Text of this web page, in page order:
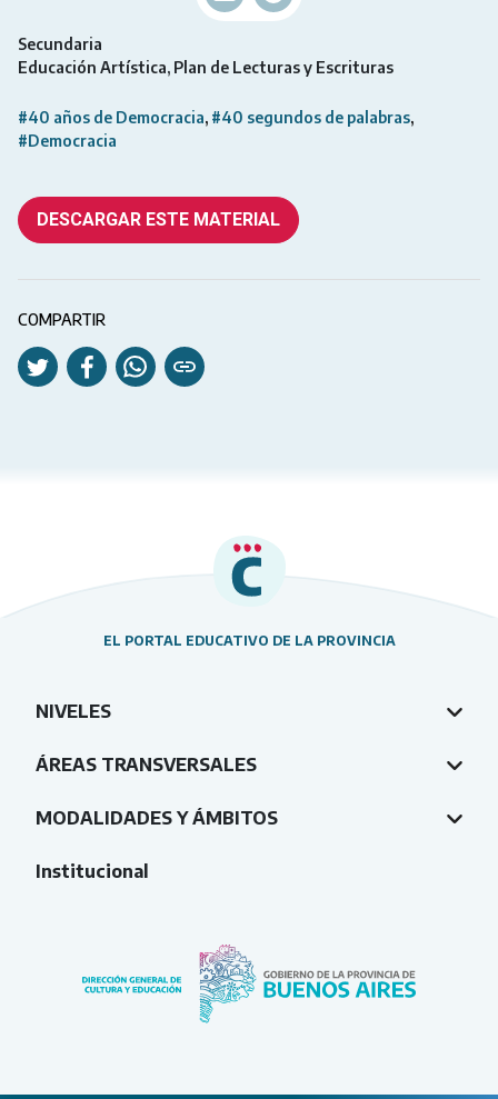
Secundaria
Educación Artística Plan de Lecturas y Escrituras
#40 años de Democracia #40 segundos de palabras
#Democracia
DESCARGAR ESTE MATERIAL
COMPARTIR
EL PORTAL EDUCATIVO DE LA PROVINCIA
NIVELES
ÁREAS TRANSVERSALES
MODALIDADES Y ÁMBITOS
Institucional